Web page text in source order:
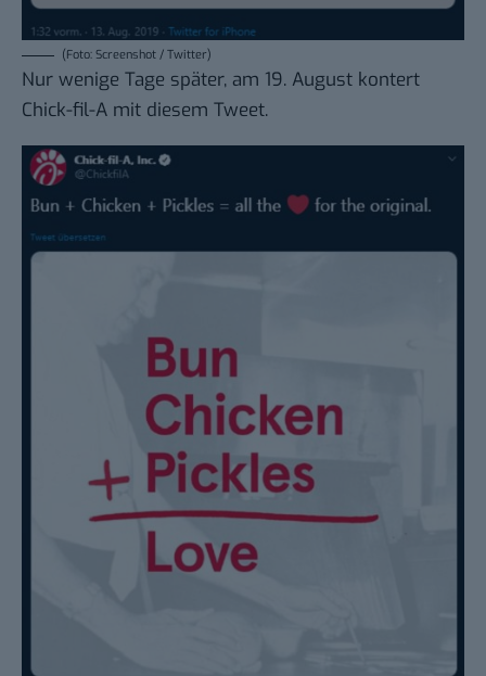
(Foto: Screenshot / Twitter)
Nur wenige Tage später, am 19. August kontert
Chick-fil-A mit diesem Tweet.